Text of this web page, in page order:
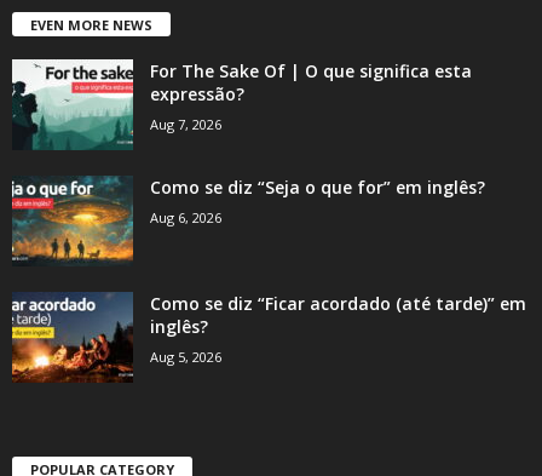
EVEN MORE NEWS
For The Sake Of | O que significa esta
expressão?
Aug 7, 2026
Como se diz “Seja o que for” em inglês?
Aug 6, 2026
Como se diz “Ficar acordado (até tarde)” em
inglês?
Aug 5, 2026
POPULAR CATEGORY